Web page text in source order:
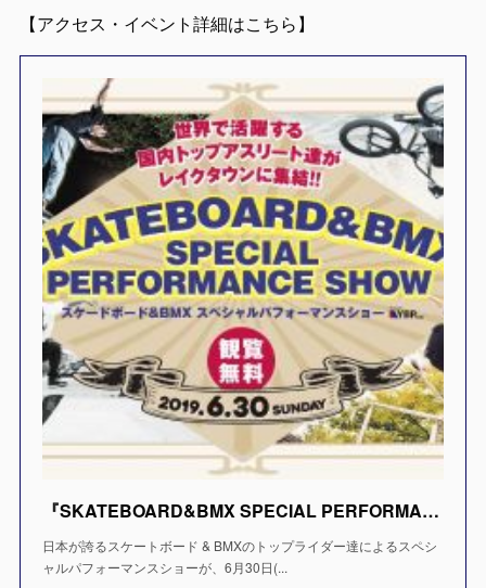
【アクセス・イベント詳細はこちら】
『SKATEBOARD&BMX SPECIAL PERFORMANCE SHOW』6/30 越谷イオンレイクタウンで開催 |RIDE LIFE MAGAZINE SKATE | ムラサキスポーツ/MU
日本が誇るスケートボード & BMXのトップライダー達によるスペシ
ャルパフォーマンスショーが、6月30日(...